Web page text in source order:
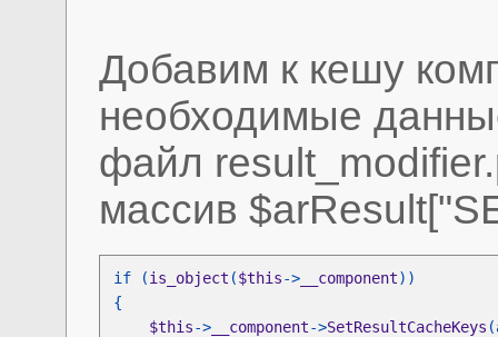
Добавим к кешу
необходимые
файл
массив
if (is_object ($this-> __component
$this-> __component->SetResultCacheKeys